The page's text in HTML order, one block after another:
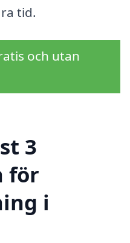
tid.
och utan
3
för
i